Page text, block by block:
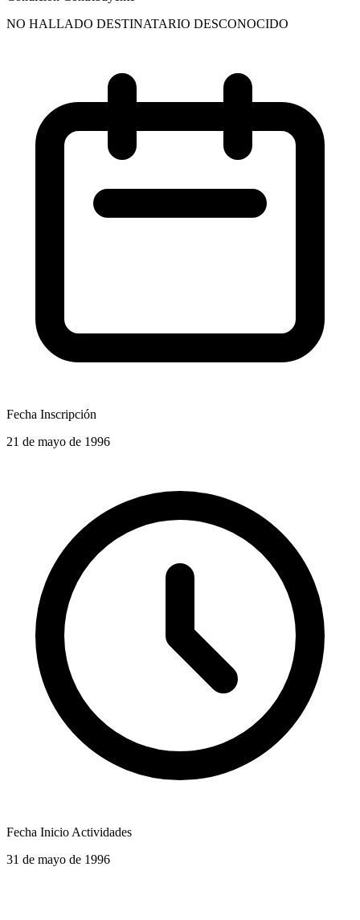
NO HALLADO DESTINATARIO DESCONOCIDO
Fecha Inscripción
21 de mayo de 1996
Fecha Inicio Actividades
31 de mayo de 1996